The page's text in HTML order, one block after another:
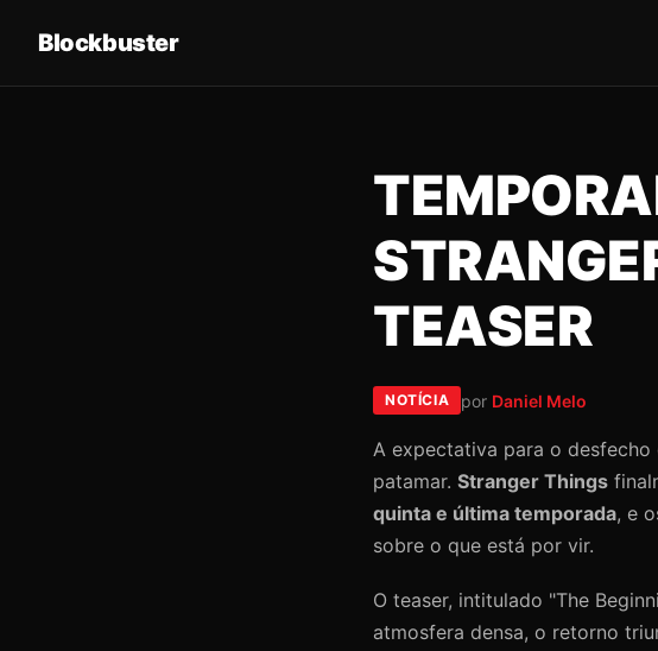
Blockbuster
TEASER
NOTÍCIA por Daniel Melo
A expectativa para o
patamar. Stranger Things
quinta e última temporada, e
sobre o que está por vir.
O teaser, intitulado "The
atmosfera densa, o retorno